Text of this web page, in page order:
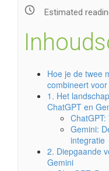
Estimated
Hoe je de twee
combineert
1. Het
ChatGPT en
Gemini:
integratie
2. Diepgaande
Gemini